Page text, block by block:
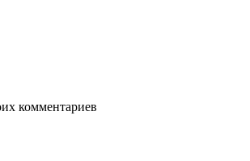
комментариев